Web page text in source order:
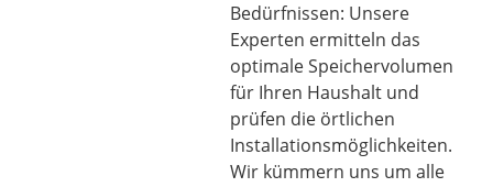
Bedürfnissen: Unsere
Experten ermitteln das
optimale Speichervolumen
für Ihren Haushalt und
prüfen die örtlichen
Installationsmöglichkeiten.
Wir kümmern uns um alle